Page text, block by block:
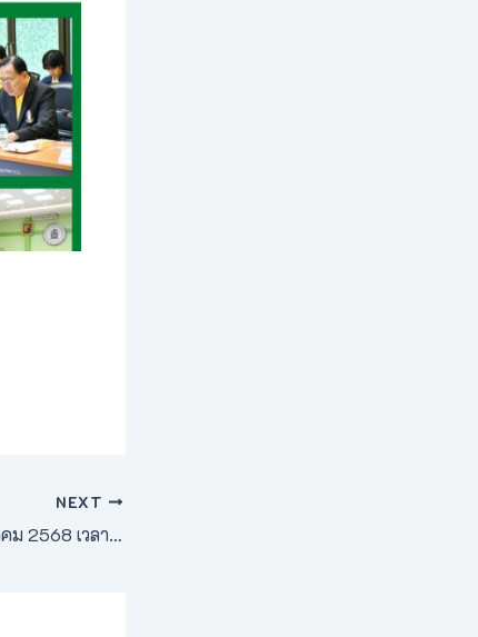
NEXT
เช้าวันอังคารที่ 19 สิงหาคม 2568 เวลา 07.09 น. ผู้ช่วยศาสตราจารย์ ดร.โกศล รอดมา รองอธิการบดีมหาวิทยาลัยการกีฬาแห่งชาติ วิทยาเขตเพชรบูรณ์ มอบหมายให้ คณะผู้บริหารและบุคลากร นำโดยผู้ช่วยศาสตราจารย์วิไลลักษณ์ นิวาสวัฒน์ รองคณบดีคณะศิลปศาสตร์ พร้อมด้วยนางสาวนาถอนงค์ หงษ์ทอง หัวหน้าสำนักงานรองอธิการบดีและบุคลากร เข้าร่วมสภากาแฟ ครั้งที่ 5 ประจำปีงบประมาณ พ.ศ. 2568 ซึ่งจัดโดยหน่วยงานในสังกัดกระทรวงการคลัง โดยมีนายศรัณยู มีทองคำ ผู้ว่าราชการจังหวัดเพชรบูรณ์ เป็นประธานฯ ณ หอวัฒนธรรมนครบาลเพชรบูรณ์ ตำบลในเมือง อำเภอเมืองเพชรบูรณ์ จังหวัดเพชรบูรณ์